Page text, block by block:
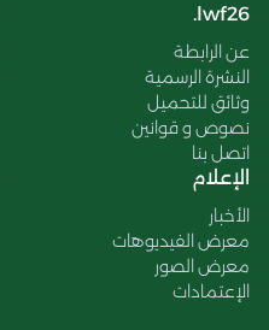
lwf26.
عن الرابطة
النشرة الرسمية
وثائق للتحميل
نصوص و قوانين
اتصل بنا
الإعلام
الأخبار
معرض الفيديوهات
معرض الصور
الإعتمادات